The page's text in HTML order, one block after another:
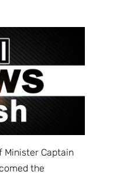
Minister Captain
the